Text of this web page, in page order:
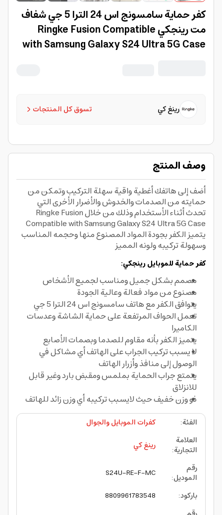
كفر حماية سامسونج اس 24 الترا 5 جي شفاف
مت رينجكي Ringke Fusion Compatible
with Samsung Galaxy S24 Ultra 5G Case
تسوق كل المنتجات رينغ كي
وصف المنتج
أضف إلى هاتفك أغطية واقية سهلة التركيب وتمكن من
حمايته من الصدمات والخدوش والأضرار الأخرى التي
تحدث أثناء الأستخدام وذلك من خلال Ringke Fusion
Compatible with Samsung Galaxy S24 Ultra 5G Case
يتميز الكفر بجودة المواد المصنوع منها وحجمه المناسب
وسهولة تركيبه ولونه المميز
كفر حماية للموبايل رينجكي:
مصمم بشكل جميل ومناسب لجميع الأشخاص
مصنوع من مواد فعالة وعالية الجودة
يتوافق الكفر مع هاتف سامسونج اس 24 الترا 5 جي
تعمل الحواف المرتفعة على حماية الشاشة وعدسات
الكاميرا
يتميز الكفر بأنه مقاوم للصدما وبصمات الأصابع
لا يسبب تركيب الجراب على الهاتف أي مشاكل في
الوصول إلى منافذ وأزرار الهاتف
يتمتع جراب الحماية بملمس ومقبض بارد وغير قابل
للانزلاق
ذو وزن خفيف حيث لايسبب تركيبه أي وزن زائد للهاتف
الفئة:
كفرات الموبايل والجوال
العلامة
التجارية:
رينغ كي
رقم
الموديل:
S24U-RE-F-MC
باركود:
8809961783548